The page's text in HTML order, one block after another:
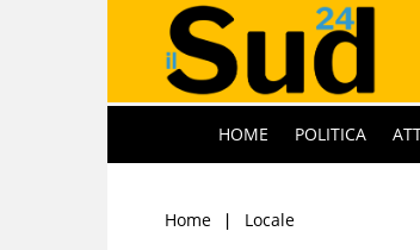
HOME POLITICA
Home Locale